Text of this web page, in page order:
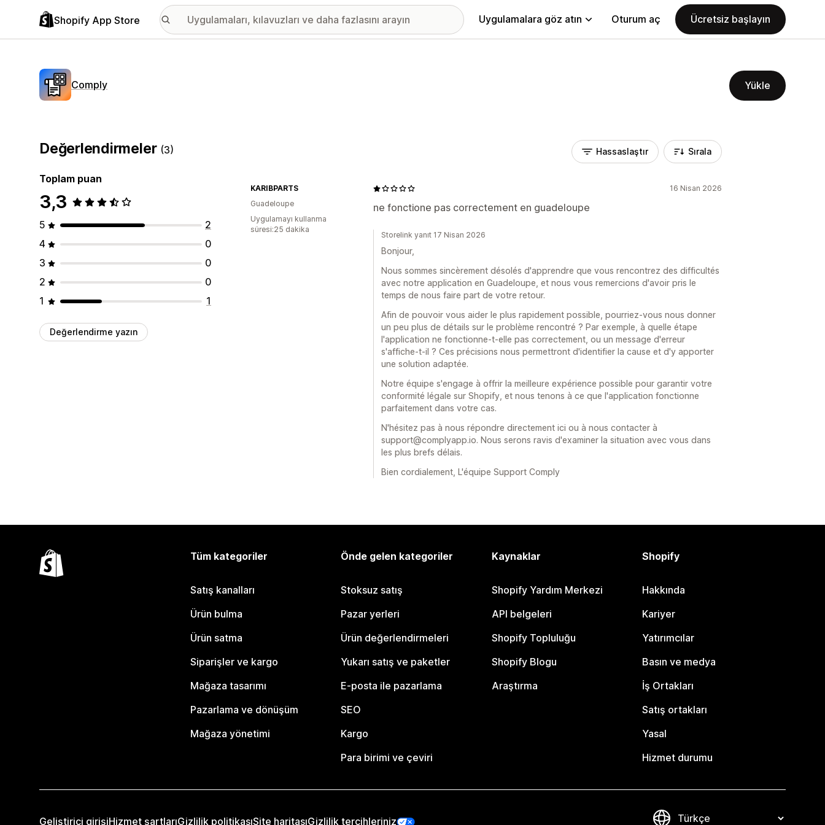
Shopify App Store Uygulamalara göz atın Oturum aç Ücretsiz başlayın
Comply Yükle
Değerlendirmeler (3)
Toplam puan
3,3
5
2
4
0
3
0
2
0
1
1
Değerlendirme yazın
Hassaslaştır Sırala
16 Nisan 2026
ne fonctione pas correctement en guadeloupe
KARIBPARTS
Guadeloupe
Uygulamayı kullanma
süresi:25 dakika
Storelink yanıt 17 Nisan 2026
Bonjour,
Nous sommes sincèrement désolés d'apprendre que vous rencontrez des difficultés
avec notre application en Guadeloupe, et nous vous remercions d'avoir pris le
temps de nous faire part de votre retour.
Afin de pouvoir vous aider le plus rapidement possible, pourriez-vous nous donner
un peu plus de détails sur le problème rencontré ? Par exemple, à quelle étape
l'application ne fonctionne-t-elle pas correctement, ou un message d'erreur
s'affiche-t-il ? Ces précisions nous permettront d'identifier la cause et d'y apporter
une solution adaptée.
Notre équipe s'engage à offrir la meilleure expérience possible pour garantir votre
conformité légale sur Shopify, et nous tenons à ce que l'application fonctionne
parfaitement dans votre cas.
N'hésitez pas à nous répondre directement ici ou à nous contacter à
support@complyapp.io. Nous serons ravis d'examiner la situation avec vous dans
les plus brefs délais.
Bien cordialement, L'équipe Support Comply
Tüm kategoriler
Satış kanalları
Ürün bulma
Ürün satma
Siparişler ve kargo
Mağaza tasarımı
Pazarlama ve dönüşüm
Mağaza yönetimi
Önde gelen kategoriler
Stoksuz satış
Pazar yerleri
Ürün değerlendirmeleri
Yukarı satış ve paketler
E-posta ile pazarlama
SEO
Kargo
Para birimi ve çeviri
Kaynaklar
Shopify Yardım Merkezi
API belgeleri
Shopify Topluluğu
Shopify Blogu
Araştırma
Shopify
Hakkında
Kariyer
Yatırımcılar
Basın ve medya
İş Ortakları
Satış ortakları
Yasal
Hizmet durumu
Geliştirici girişiHizmet şartlarıGizlilik politikasıSite haritasıGizlilik tercihleriniz